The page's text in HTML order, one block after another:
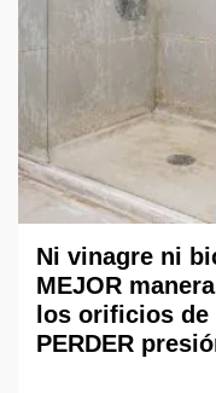
Ni vinagre ni
MEJOR
los orificios
PERDER